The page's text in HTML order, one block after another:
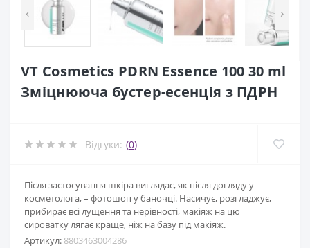
‹ ›
VT Cosmetics PDRN Essence 100 30 ml
Зміцнююча бустер-есенція з ПДРН
Відгуки: (0)
Після застосування шкіра виглядає, як після догляду у
косметолога, – фотошоп у баночці. Насичує, розгладжує,
прибирає всі лущення та нерівності, макіяж на цю
сироватку лягає краще, ніж на базу під макіяж.
Артикул: 8803463004286